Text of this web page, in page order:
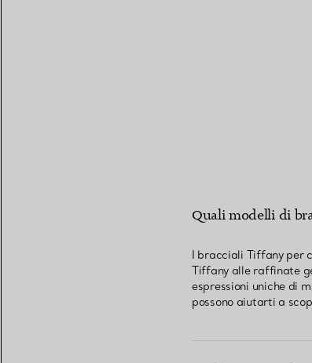
Quali modelli di
I bracciali Tiffany per
Tiffany alle raffinate
espressioni uniche di
possono aiutarti a